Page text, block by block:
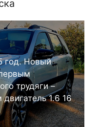
год. Новый
трудяги –
1.6 16